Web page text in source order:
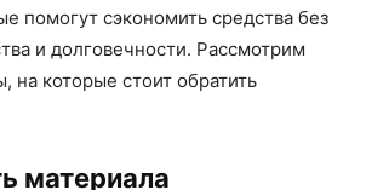
помогут сэкономить средства без
и долговечности. Рассмотрим
на которые стоит обратить
материала